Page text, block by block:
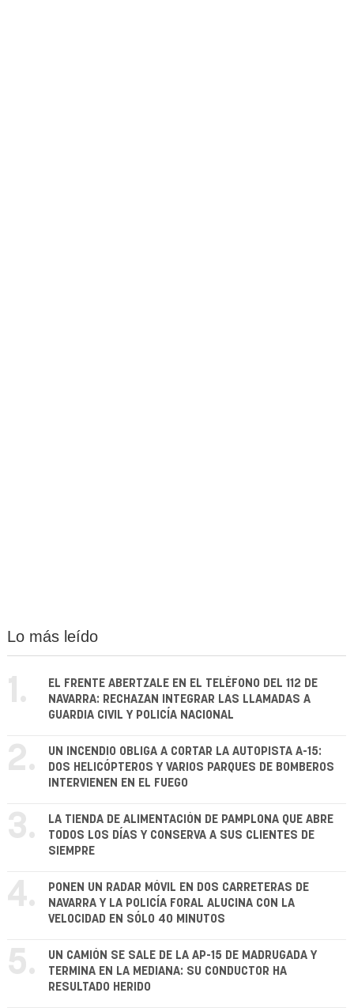
Lo más leído
1.
EL FRENTE ABERTZALE EN EL TELÉFONO DEL 112 DE
NAVARRA: RECHAZAN INTEGRAR LAS LLAMADAS A
GUARDIA CIVIL Y POLICÍA NACIONAL
2.
UN INCENDIO OBLIGA A CORTAR LA AUTOPISTA A-15:
DOS HELICÓPTEROS Y VARIOS PARQUES DE BOMBEROS
INTERVIENEN EN EL FUEGO
3.
LA TIENDA DE ALIMENTACIÓN DE PAMPLONA QUE ABRE
TODOS LOS DÍAS Y CONSERVA A SUS CLIENTES DE
SIEMPRE
4.
PONEN UN RADAR MÓVIL EN DOS CARRETERAS DE
NAVARRA Y LA POLICÍA FORAL ALUCINA CON LA
VELOCIDAD EN SÓLO 40 MINUTOS
5.
UN CAMIÓN SE SALE DE LA AP-15 DE MADRUGADA Y
TERMINA EN LA MEDIANA: SU CONDUCTOR HA
RESULTADO HERIDO